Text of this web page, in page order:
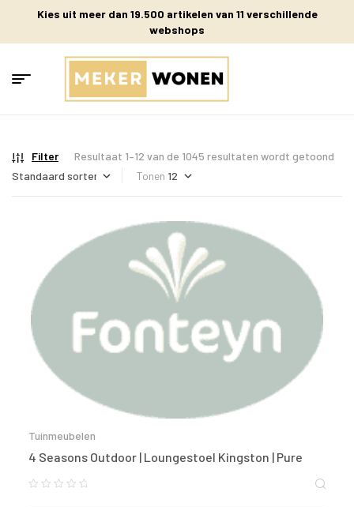
Kies uit meer dan 19.500 artikelen van 11 verschillende
webshops
Filter
Resultaat 1–12 van de 1045 resultaten wordt getoond
Tonen
Tuinmeubelen
4 Seasons Outdoor | Loungestoel Kingston | Pure